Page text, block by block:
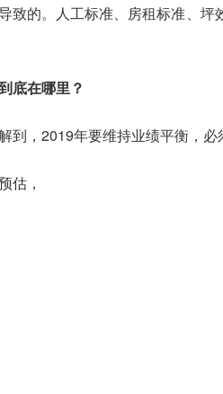
致的。人工标准、房租标准、
底在哪里？
到，2019年要维持业绩平衡，必
估，